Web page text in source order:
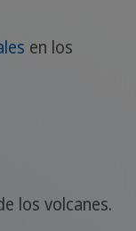
en los
los volcanes.